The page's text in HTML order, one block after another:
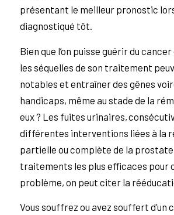
présentant le meilleur pronostic
diagnostiqué tôt.
Bien que l’on puisse guérir du
les séquelles de son traitement
notables et entraîner des gênes
handicaps, même au stade de la
eux ? Les fuites urinaires,
différentes interventions liées à la
partielle ou complète de la
traitements les plus efficaces pour
problème, on peut citer la
Vous souffrez ou avez souffert d’un